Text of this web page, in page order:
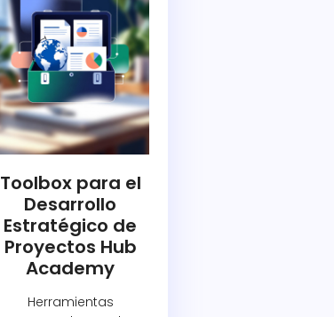
Toolbox para el
Desarrollo
Estratégico de
Proyectos Hub
Academy
Herramientas